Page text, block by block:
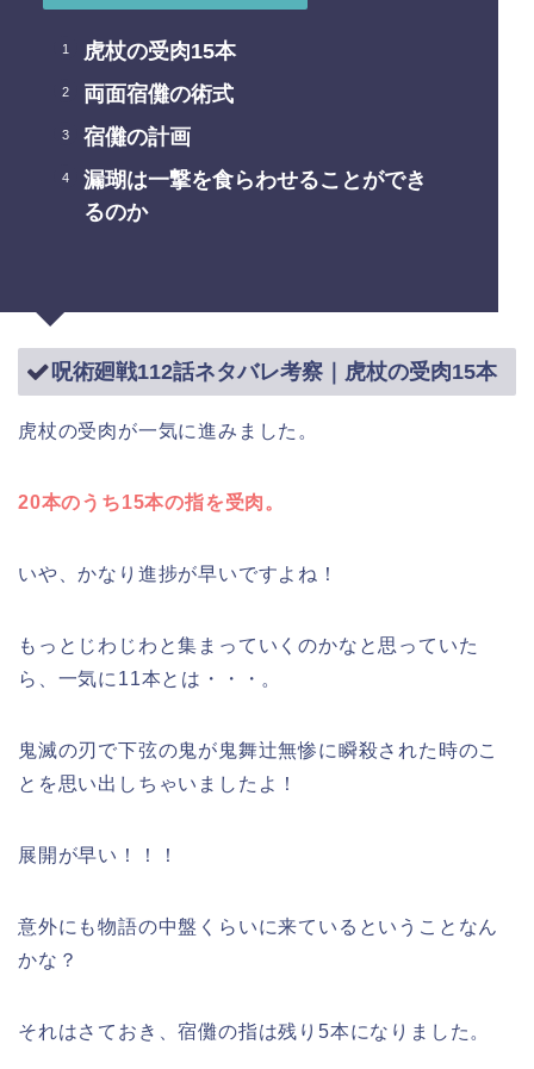
虎杖の受肉15本
両面宿儺の術式
宿儺の計画
漏瑚は一撃を食らわせることができ
るのか
呪術廻戦112話ネタバレ考察｜虎杖の受肉15本
虎杖の受肉が一気に進みました。
20本のうち15本の指を受肉。
いや、かなり進捗が早いですよね！
もっとじわじわと集まっていくのかなと思っていた
ら、一気に11本とは・・・。
鬼滅の刃で下弦の鬼が鬼舞辻無惨に瞬殺された時のこ
とを思い出しちゃいましたよ！
展開が早い！！！
意外にも物語の中盤くらいに来ているということなん
かな？
それはさておき、宿儺の指は残り5本になりました。